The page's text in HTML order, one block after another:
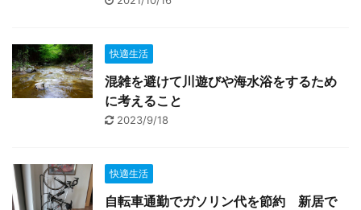
快適生活
混雑を避けて川遊びや海水浴をするため
に考えること
2023/9/18
快適生活
自転車通勤でガソリン代を節約 新居で